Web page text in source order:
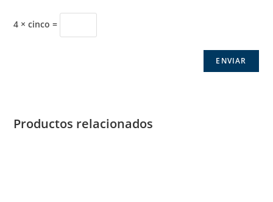
4 × cinco =
Productos relacionados